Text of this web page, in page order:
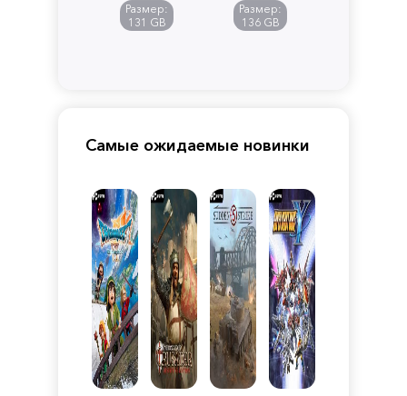
Размер:
131 GB
Pandora
Размер:
136 GB
Самые ожидаемые новинки